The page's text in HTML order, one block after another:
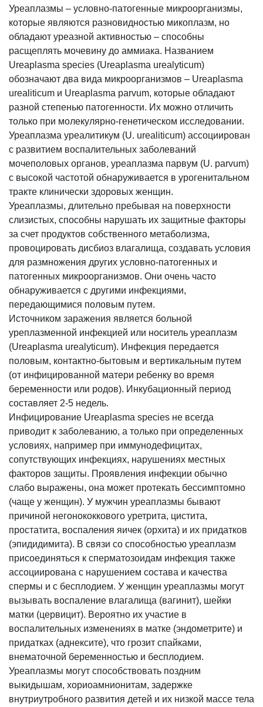
Уреаплазмы – условно-патогенные микроорганизмы,
которые являются разновидностью микоплазм, но
обладают уреазной активностью – способны
расщеплять мочевину до аммиака. Названием
Ureaplasma species (Ureaplasma urealyticum)
обозначают два вида микроорганизмов – Ureaplasma
urealiticum и Ureaplasma parvum, которые обладают
разной степенью патогенности. Их можно отличить
только при молекулярно-генетическом исследовании.
Уреаплазма уреалитикум (U. urealiticum) ассоциирован
с развитием воспалительных заболеваний
мочеполовых органов, уреаплазма парвум (U. parvum)
с высокой частотой обнаруживается в урогенитальном
тракте клинически здоровых женщин.
Уреаплазмы, длительно пребывая на поверхности
слизистых, способны нарушать их защитные факторы
за счет продуктов собственного метаболизма,
провоцировать дисбиоз влагалища, создавать условия
для размножения других условно-патогенных и
патогенных микроорганизмов. Они очень часто
обнаруживается с другими инфекциями,
передающимися половым путем.
Источником заражения является больной
уреплазменной инфекцией или носитель уреаплазм
(Ureaplasma urealyticum). Инфекция передается
половым, контактно-бытовым и вертикальным путем
(от инфицированной матери ребенку во время
беременности или родов). Инкубационный период
составляет 2-5 недель.
Инфицирование Ureaplasma species не всегда
приводит к заболеванию, а только при определенных
условиях, например при иммунодефицитах,
сопутствующих инфекциях, нарушениях местных
факторов защиты. Проявления инфекции обычно
слабо выражены, она может протекать бессимптомно
(чаще у женщин). У мужчин уреаплазмы бывают
причиной негонококкового уретрита, цистита,
простатита, воспаления яичек (орхита) и их придатков
(эпидидимита). В связи со способностью уреаплазм
присоединяться к сперматозоидам инфекция также
ассоциирована с нарушением состава и качества
спермы и с бесплодием. У женщин уреаплазмы могут
вызывать воспаление влагалища (вагинит), шейки
матки (цервицит). Вероятно их участие в
воспалительных изменениях в матке (эндометрите) и
придатках (аднексите), что грозит спайками,
внематочной беременностью и бесплодием.
Уреаплазмы могут способствовать поздним
выкидышам, хориоамнионитам, задержке
внутриутробного развития детей и их низкой массе тела